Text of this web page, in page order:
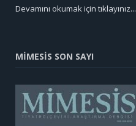
Devamını okumak için tıklayınız...
MİMESİS SON SAYI